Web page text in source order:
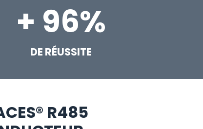
+ 96%
DE RÉUSSITE
R485